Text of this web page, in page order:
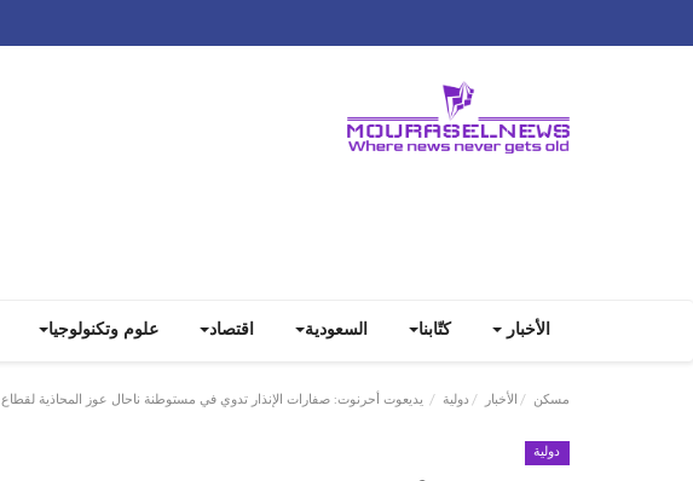
الأخبار كتّابنا السعودية اقتصاد علوم وتكنولوجيا
مسكن الأخبار دولية ‏يديعوت أحرنوت: صفارات الإنذار تدوي في مستوطنة ناحال عوز المحاذية لقطاع ‎غزة
دولية